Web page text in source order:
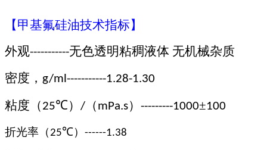
【甲基氟硅油技术指标】
外观-----------无色透明粘稠液体 无机械杂质
密度， g/ml-----------1.28-1.30
粘度（25℃） / （mPa.s） ---------1000±100
折光率（25℃） ------1.38